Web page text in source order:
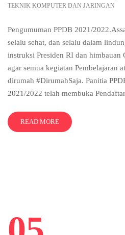
TEKNIK KOMPUTER DAN JARINGAN
Pengumuman PPDB 2021/
selalu sehat, dan selalu dalam
instruksi Presiden RI dan
agar semua kegiatan Pembelajaran
dirumah #DirumahSaja. Panitia
2021/2022 telah membuka
READ MORE